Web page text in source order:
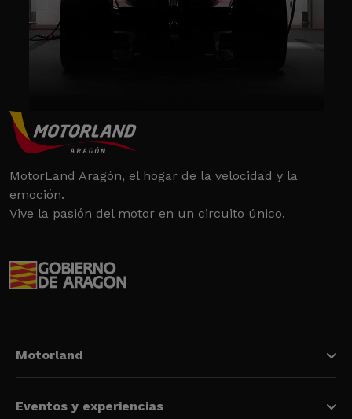
MotorLand Aragón, el hogar de la velocidad y la
emoción.
Vive la pasión del motor en un circuito único.
Motorland
Eventos y experiencias